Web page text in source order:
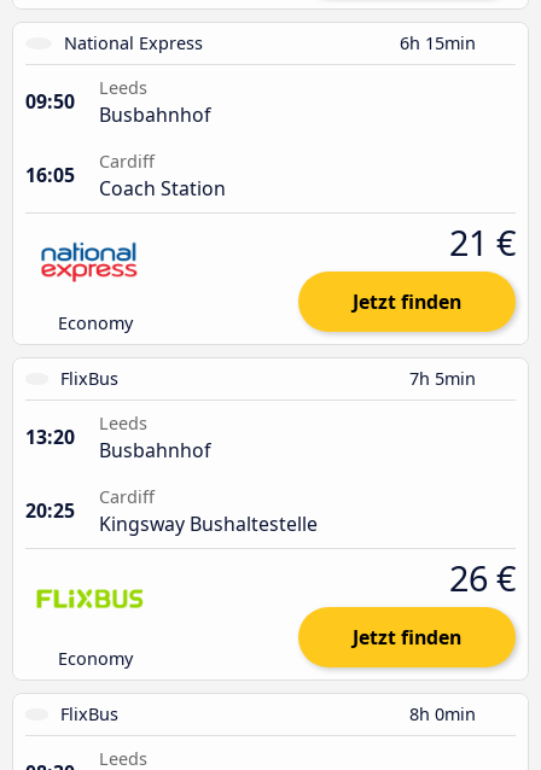
National Express 6h 15min
09:50
Leeds
Busbahnhof
16:05
Cardiff
Coach Station
Economy
21 €
Jetzt finden
FlixBus 7h 5min
13:20
Leeds
Busbahnhof
20:25
Cardiff
Kingsway Bushaltestelle
Economy
26 €
Jetzt finden
FlixBus 8h 0min
Leeds